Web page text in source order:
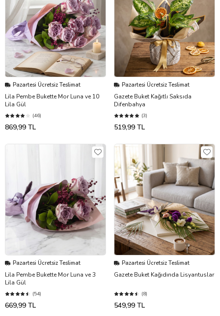
Pazartesi Ücretsiz Teslimat
Lila Pembe Bukette Mor Luna ve 10
Lila Gül
(46)
869,99 TL
Pazartesi Ücretsiz Teslimat
Gazete Buket Kağıtlı Saksıda
Difenbahya
(3)
519,99 TL
Pazartesi Ücretsiz Teslimat
Lila Pembe Bukette Mor Luna ve 3
Lila Gül
(54)
669,99 TL
Pazartesi Ücretsiz Teslimat
Gazete Buket Kağıdında Lisyantuslar
(8)
549,99 TL